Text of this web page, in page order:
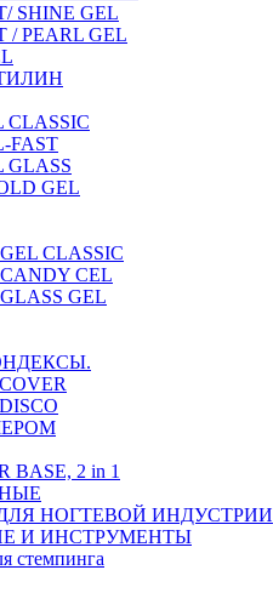
SHINE GEL
/ PEARL GEL
CLASSIC
FAST
GLASS
GEL
CLASSIС
CEL
GEL
BASE, 2 in 1
НОГТЕВОЙ ИНДУСТРИИ
И ИНСТРУМЕНТЫ
стемпинга